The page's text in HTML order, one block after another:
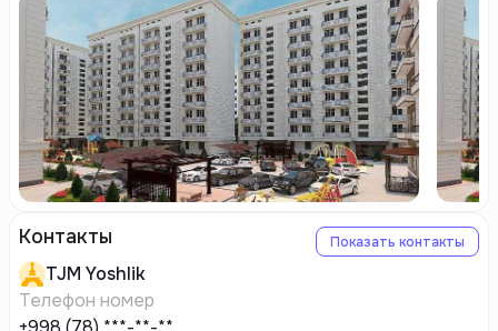
Контакты Показать контакты
TJM Yoshlik
Телефон номер